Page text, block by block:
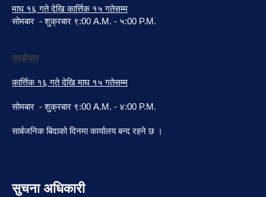
माघ १६ गते देखि कार्त्तिक १५ गतेसम्म
सोमबार - शुक्रबार ९:00 A.M. - ५:00 P.M.
जाडोयाम
कार्त्तिक १६ गते देखि माघ १५ गतेसम्म
सोमबार - शुक्रबार ९:00 A.M. - ४:00 P.M.
सार्बजनिक बिदाको दिनमा कार्यालय बन्द रहने छ ।
सुचना अधिकारी